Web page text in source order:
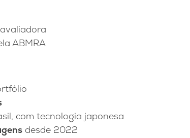
ABMRA
com tecnologia japonesa
desde 2022